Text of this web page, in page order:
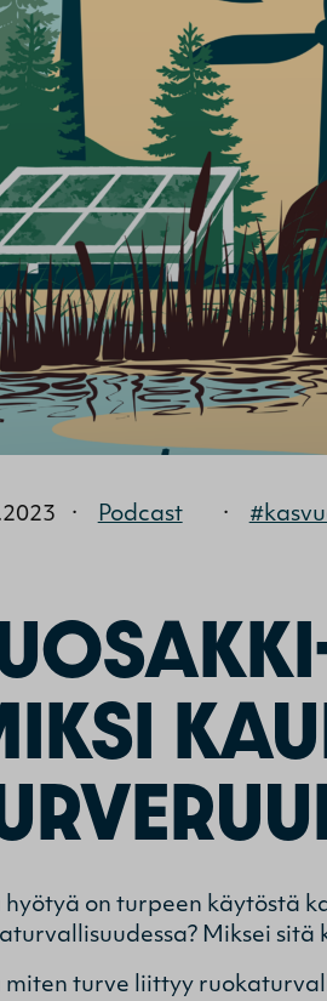
· Podcast ·
hyötyä on turpeen käytöstä
Miksei
miten turve liittyy